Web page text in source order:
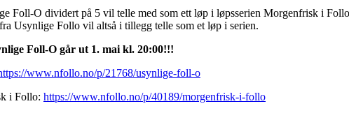
Foll-O dividert på 5 vil telle med som ett løp i løpsserien Morgenfrisk i
Usynlige Follo vil altså i tillegg telle som et løp i serien.
Foll-O går ut 1. mai kl. 20:00!!!
www.nfollo.no/p/21768/usynlige-foll-o
i Follo: https://www.nfollo.no/p/40189/morgenfrisk-i-follo